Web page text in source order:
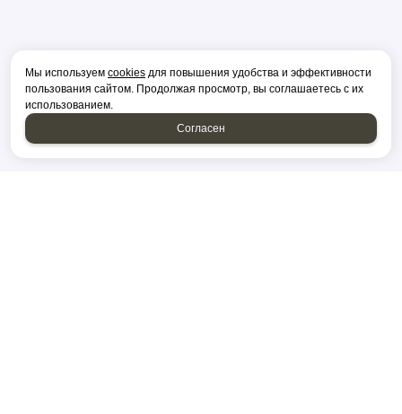
Мы используем cookies для повышения удобства и эффективности
пользования сайтом. Продолжая просмотр, вы соглашаетесь с их
использованием.
Согласен